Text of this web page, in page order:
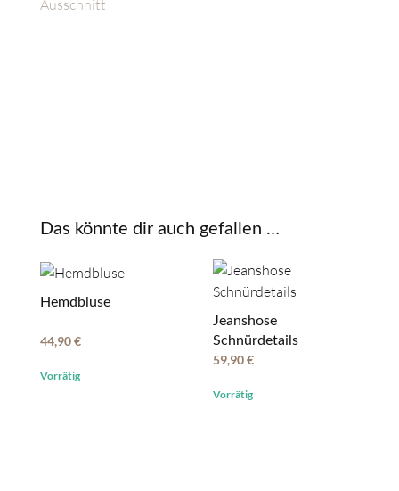
Das könnte dir auch gefallen …
Hemdbluse
44,90€
Vorrätig
Jeanshose
Schnürdetails
59,90€
Vorrätig